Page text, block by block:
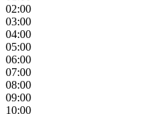
02:00
03:00
04:00
05:00
06:00
07:00
08:00
09:00
10:00